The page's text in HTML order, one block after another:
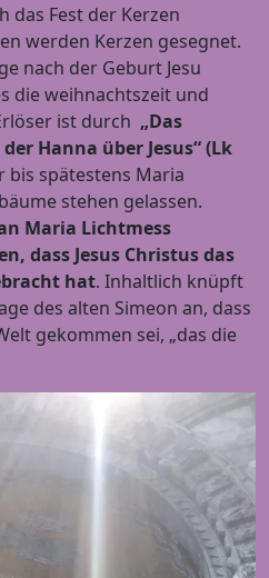
das Fest der Kerzen
werden Kerzen gesegnet.
nach der Geburt Jesu
die weihnachtszeit und
ist durch „Das
Hanna über Jesus“ (Lk
bis spätestens Maria
stehen gelassen.
Maria Lichtmess
dass Jesus Christus das
hat. Inhaltlich knüpft
des alten Simeon an, dass
gekommen sei, „das die